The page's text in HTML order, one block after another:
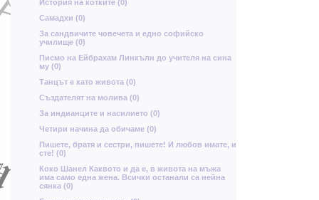
о
р
Ч
ъ
История на котките (0)
Самадхи (0)
За сандвичите човечета и едно софийско
училище (0)
Писмо на Ейбрахам Линкълн до учителя на сина
му (0)
Танцът е като живота (0)
Създателят на молива (0)
За индианците и насилието (0)
Четири начина да обичаме (0)
Пишете, братя и сестри, пишете! И любов имате, и
сте! (0)
Коко Шанел Каквото и да е, в живота на мъжа
има само една жена. Всички останали са нейна
сянка (0)